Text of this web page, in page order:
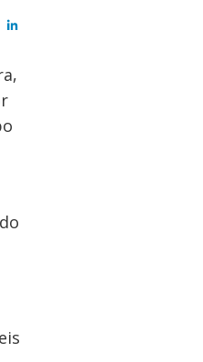
O LinkedIn